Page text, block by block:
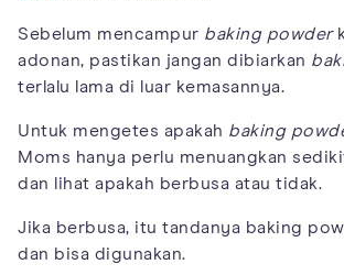
Sebelum mencampur baking powder
adonan, pastikan jangan dibiarkan
terlalu lama di luar kemasannya.
Untuk mengetes apakah baking
Moms hanya perlu menuangkan
dan lihat apakah berbusa atau tidak.
Jika berbusa, itu tandanya baking
dan bisa digunakan.